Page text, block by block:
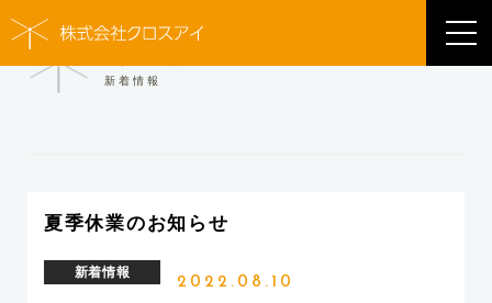
NEWS
新着情報
夏季休業のお知らせ
新着情報
2022.08.10